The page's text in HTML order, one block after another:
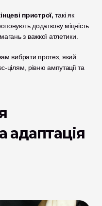
пристрої, такі як
додаткову міцність
з важкої атлетики.
вибрати протез, який
цілям, рівню ампутації та
адаптація